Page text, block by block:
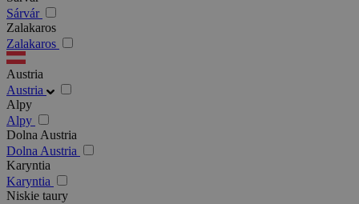
Sárvár
Zalakaros
Zalakaros
Austria
Austria
Alpy
Alpy
Dolna Austria
Dolna Austria
Karyntia
Karyntia
Niskie taury